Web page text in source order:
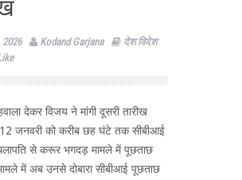
2026 Kodand Garjana
देश विदेश
देकर विजय ने मांगी दूसरी तारीख
जनवरी को करीब छह घंटे तक सीबीआई
से करूर भगदड़ मामले में पूछताछ
में अब उनसे दोबारा सीबीआई पूछताछ